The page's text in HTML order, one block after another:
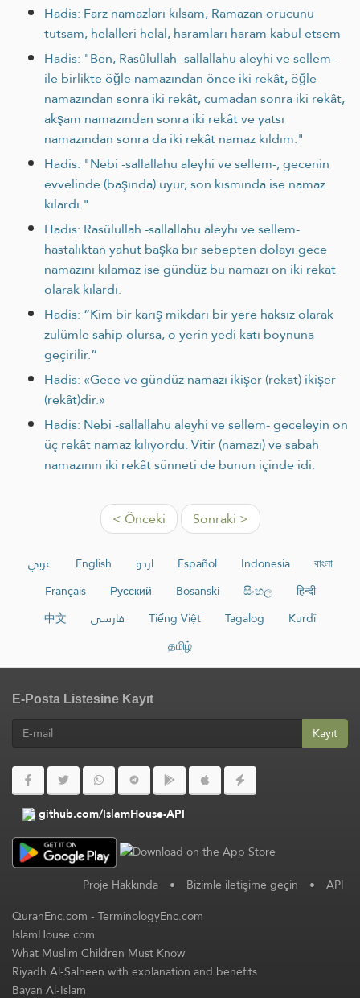
Hadis: Farz namazları kılsam, Ramazan orucunu
tutsam, helalleri helal, haramları haram kabul etsem
Hadis: "Ben, Rasûlullah -sallallahu aleyhi ve sellem-
ile birlikte öğle namazından önce iki rekât, öğle
namazından sonra iki rekât, cumadan sonra iki rekât,
akşam namazından sonra iki rekât ve yatsı
namazından sonra da iki rekât namaz kıldım."
Hadis: "Nebi -sallallahu aleyhi ve sellem-, gecenin
evvelinde (başında) uyur, son kısmında ise namaz
kılardı."
Hadis: Rasûlullah -sallallahu aleyhi ve sellem-
hastalıktan yahut başka bir sebepten dolayı gece
namazını kılamaz ise gündüz bu namazı on iki rekat
olarak kılardı.
Hadis: “Kim bir karış mikdarı bir yere haksız olarak
zulümle sahip olursa, o yerin yedi katı boynuna
geçirilir.”
Hadis: «Gece ve gündüz namazı ikişer (rekat) ikişer
(rekât)dir.»
Hadis: Nebi -sallallahu aleyhi ve sellem- geceleyin on
üç rekât namaz kılıyordu. Vitir (namazı) ve sabah
namazının iki rekât sünneti de bunun içinde idi.
< Önceki Sonraki >
عربي English اردو Español Indonesia
বাংলা
Français
Русский Bosanski සිංහල
हिन्दी
中文
فارسی Tiếng Việt Tagalog
Kurdî
தமிழ்
E-Posta Listesine Kayıt
Kayıt
github.com/IslamHouse-API
Proje Hakkında • Bizimle iletişime geçin • API
QuranEnc.com-TerminologyEnc.com
IslamHouse.com
What Muslim Children Must Know
Riyadh Al-Salheen with explanation and benefits
Bayan Al-Islam